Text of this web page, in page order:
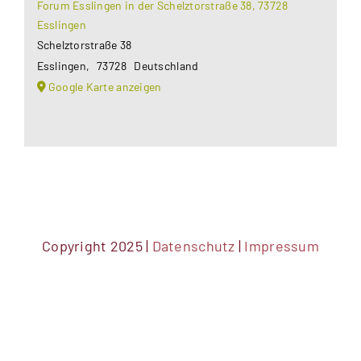
Forum Esslingen in der Schelztorstraße 38, 73728
Esslingen
Schelztorstraße 38
Esslingen, 73728 Deutschland
Google Karte anzeigen
Copyright 2025 | Datenschutz | Impressum